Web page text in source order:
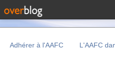
Adhérer à l'AAFC L'AAFC